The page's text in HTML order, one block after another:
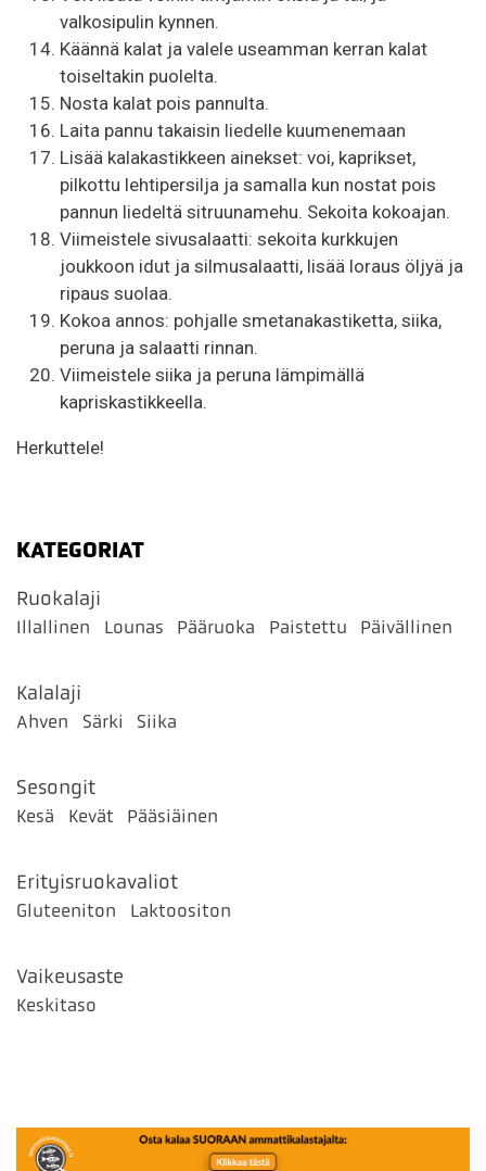
valkosipulin kynnen.
Käännä kalat ja valele useamman kerran kalat
toiseltakin puolelta.
Nosta kalat pois pannulta.
Laita pannu takaisin liedelle kuumenemaan
Lisää kalakastikkeen ainekset: voi, kaprikset,
pilkottu lehtipersilja ja samalla kun nostat pois
pannun liedeltä sitruunamehu. Sekoita kokoajan.
Viimeistele sivusalaatti: sekoita kurkkujen
joukkoon idut ja silmusalaatti, lisää loraus öljyä ja
ripaus suolaa.
Kokoa annos: pohjalle smetanakastiketta, siika,
peruna ja salaatti rinnan.
Viimeistele siika ja peruna lämpimällä
kapriskastikkeella.
Herkuttele!
KATEGORIAT
Ruokalaji
Illallinen Lounas Pääruoka Paistettu Päivällinen
Kalalaji
Ahven Särki Siika
Sesongit
Kesä Kevät Pääsiäinen
Erityisruokavaliot
Gluteeniton Laktoositon
Vaikeusaste
Keskitaso